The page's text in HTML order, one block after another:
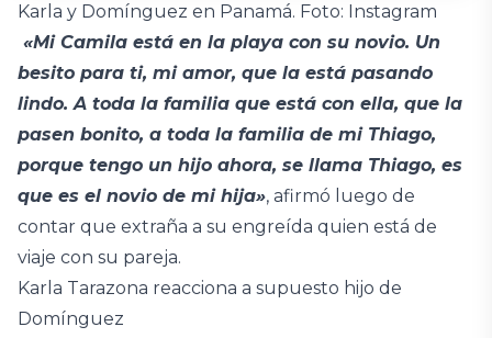
Karla y Domínguez en Panamá. Foto: Instagram
«Mi Camila está en la playa con su novio. Un
besito para ti, mi amor, que la está pasando
lindo. A toda la familia que está con ella, que la
pasen bonito, a toda la familia de mi Thiago,
porque tengo un hijo ahora, se llama Thiago, es
que es el novio de mi hija», afirmó luego de
contar que extraña a su engreída quien está de
viaje con su pareja.
Karla Tarazona reacciona a supuesto hijo de
Domínguez